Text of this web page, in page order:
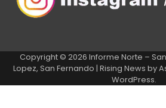
Copyright © 2026 Informe Norte –
Lopez, San Fernando | Rising News by
WordPress.